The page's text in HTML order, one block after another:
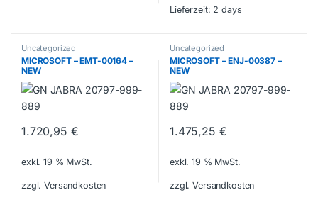
Lieferzeit: 2 days
Uncategorized
MICROSOFT – EMT-00164 –
NEW
1.720,95 €
exkl. 19 % MwSt.
zzgl. Versandkosten
Uncategorized
MICROSOFT – ENJ-00387 –
NEW
1.475,25 €
exkl. 19 % MwSt.
zzgl. Versandkosten